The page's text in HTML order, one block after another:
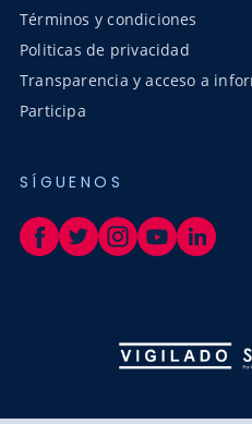
Términos y condiciones
Politicas de privacidad
Transparencia y acceso a
Participa
SÍGUENOS